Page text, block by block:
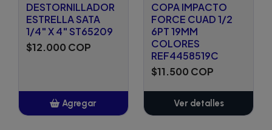
DESTORNILLADOR
ESTRELLA SATA
1/4" X 4" ST65209
$12.000 COP
Agregar
COPA IMPACTO
FORCE CUAD 1/2
6PT 19MM
COLORES
REF4458519C
$11.500 COP
Ver detalles